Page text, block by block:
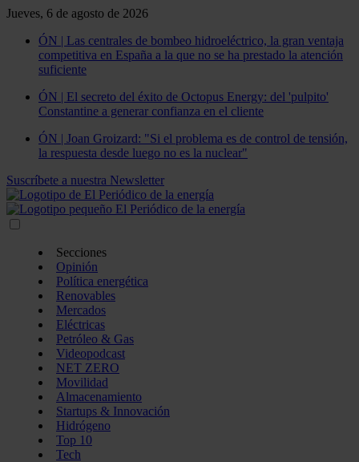
Jueves, 6 de agosto de 2026
ÓN | Las centrales de bombeo hidroeléctrico, la gran ventaja
competitiva en España a la que no se ha prestado la atención
suficiente
ÓN | El secreto del éxito de Octopus Energy: del 'pulpito'
Constantine a generar confianza en el cliente
ÓN | Joan Groizard: "Si el problema es de control de tensión,
la respuesta desde luego no es la nuclear"
Suscríbete a nuestra Newsletter
Secciones
Opinión
Política energética
Renovables
Mercados
Eléctricas
Petróleo & Gas
Videopodcast
NET ZERO
Movilidad
Almacenamiento
Startups & Innovación
Hidrógeno
Top 10
Tech